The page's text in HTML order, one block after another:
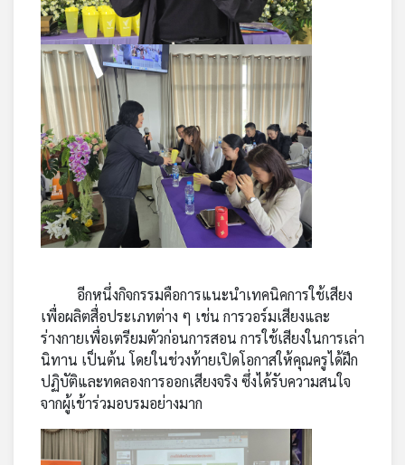
อีกหนึ่งกิจกรรมคือการแนะนำเทคนิคการใช้เสียง
เพื่อผลิตสื่อประเภทต่าง ๆ เช่น การวอร์มเสียงและ
ร่างกายเพื่อเตรียมตัวก่อนการสอน การใช้เสียงในการเล่า
นิทาน เป็นต้น โดยในช่วงท้ายเปิดโอกาสให้คุณครูได้ฝึก
ปฏิบัติและทดลองการออกเสียงจริง ซึ่งได้รับความสนใจ
จากผู้เข้าร่วมอบรมอย่างมาก